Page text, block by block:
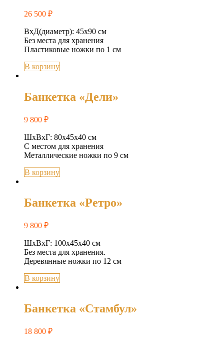
26 500 ₽
ВхД(диаметр): 45х90 см
Без места для хранения
Пластиковые ножки по 1 см
В корзину
Банкетка «Дели»
9 800 ₽
ШхВхГ: 80х45х40 см
С местом для хранения
Металлические ножки по 9 см
В корзину
Банкетка «Ретро»
9 800 ₽
ШхВхГ: 100х45х40 см
Без места для хранения.
Деревянные ножки по 12 см
В корзину
Банкетка «Стамбул»
18 800 ₽